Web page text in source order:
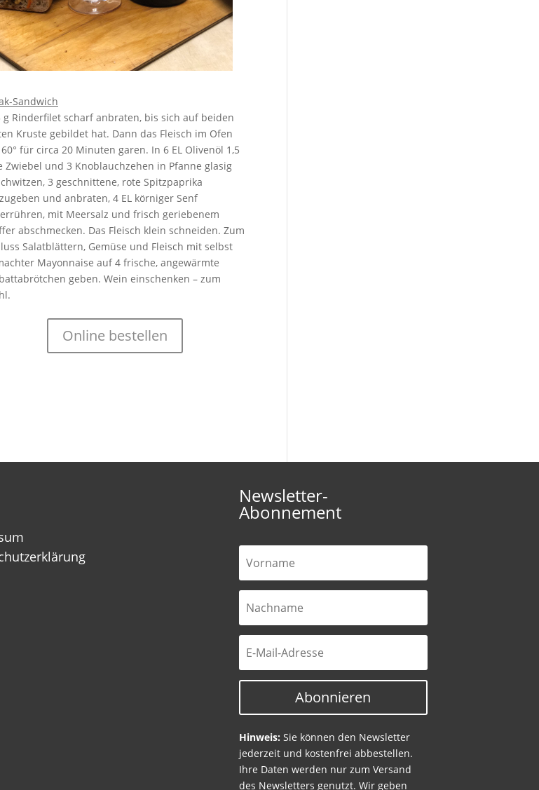
Sandwich
g Rinderfilet scharf anbraten, bis sich auf beiden
Kruste gebildet hat. Dann das Fleisch im Ofen
für circa 20 Minuten garen. In 6 EL Olivenöl 1,5
Zwiebel und 3 Knoblauchzehen in Pfanne glasig
3 geschnittene, rote Spitzpaprika
und anbraten, 4 EL körniger Senf
mit Meersalz und frisch geriebenem
abschmecken. Das Fleisch klein schneiden. Zum
Salatblättern, Gemüse und Fleisch mit selbst
Mayonnaise auf 4 frische, angewärmte
geben. Wein einschenken – zum
Online bestellen
Newsletter-
Abonnement
Abonnieren
Hinweis: Sie können den Newsletter
jederzeit und kostenfrei abbestellen.
Ihre Daten werden nur zum Versand
des Newsletters genutzt. Wir geben